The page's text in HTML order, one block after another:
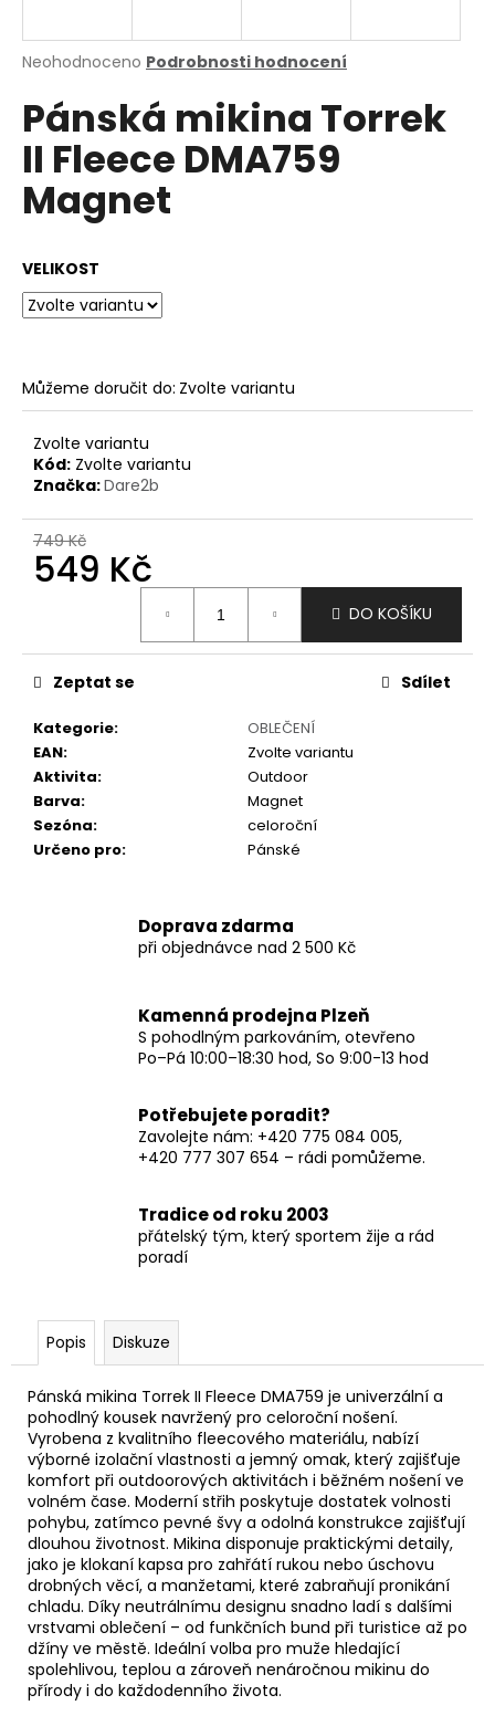
Průměrné
produktu
je
0,0
5
hvězdiček.
Neohodnoceno Podrobnosti hodnocení
Pánská mikina Torrek
II Fleece DMA759
Magnet
VELIKOST
Můžeme doručit do: Zvolte variantu
Zvolte variantu
Kód: Zvolte variantu
Značka:Dare2b
749 Kč
549 Kč
DO KOŠÍKU
Kategorie:
OBLEČENÍ
EAN:
Zvolte variantu
Aktivita:
Outdoor
Barva:
Magnet
Sezóna:
celoroční
Určeno pro: Pánské
Zeptat se Sdílet
Doprava zdarma
při objednávce nad 2 500 Kč
Kamenná prodejna Plzeň
S pohodlným parkováním, otevřeno
Po–Pá 10:00–18:30 hod, So 9:00-13 hod
Potřebujete poradit?
Zavolejte nám: +420 775 084 005,
+420 777 307 654 – rádi pomůžeme.
Tradice od roku 2003
přátelský tým, který sportem žije a rád
poradí
Popis Diskuze
Pánská mikina Torrek II Fleece DMA759 je univerzální a
pohodlný kousek navržený pro celoroční nošení.
Vyrobena z kvalitního fleecového materiálu, nabízí
výborné izolační vlastnosti a jemný omak, který zajišťuje
komfort při outdoorových aktivitách i běžném nošení ve
volném čase. Moderní střih poskytuje dostatek volnosti
pohybu, zatímco pevné švy a odolná konstrukce zajišťují
dlouhou životnost. Mikina disponuje praktickými detaily,
jako je klokaní kapsa pro zahřátí rukou nebo úschovu
drobných věcí, a manžetami, které zabraňují pronikání
chladu. Díky neutrálnímu designu snadno ladí s dalšími
vrstvami oblečení – od funkčních bund při turistice až po
džíny ve městě. Ideální volba pro muže hledající
spolehlivou, teplou a zároveň nenáročnou mikinu do
přírody i do každodenního života.
j
t
?
o
p
u
č
u